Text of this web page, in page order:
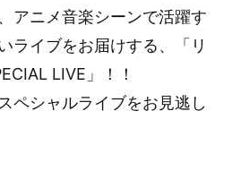
アニメ音楽シーンで活躍す
ライブをお届けする、「リ
LIVE」！！
ペシャルライブをお見逃し